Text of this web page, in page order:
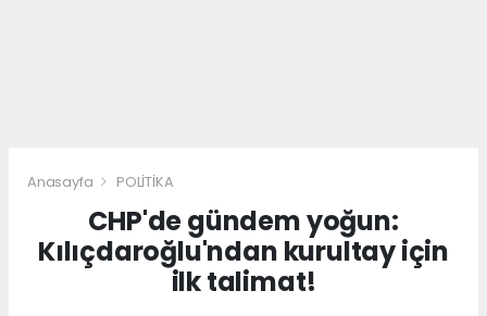
Anasayfa POLİTİKA
CHP'de gündem yoğun:
Kılıçdaroğlu'ndan kurultay için
ilk talimat!